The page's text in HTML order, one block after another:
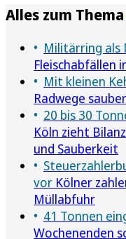
Alles zum Thema
Militärring als
Fleischabfällen
Mit kleinen
Radwege sauber
20 bis 30
Köln zieht
und Sauberkeit
vor Kölner
Müllabfuhr
41 Tonnen
Wochenenden